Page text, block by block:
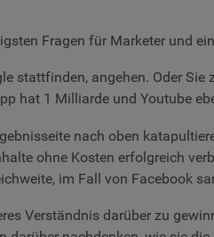
Fragen für Marketer und
stattfinden, angehen. Oder
hat 1 Milliarde und Youtube
nach oben
ohne Kosten erfolgreich
im Fall von Facebook
Verständnis darüber zu